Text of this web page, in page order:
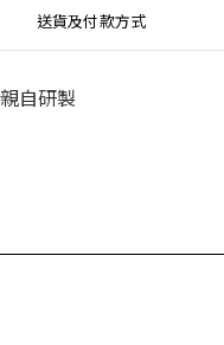
送貨及付款方式
親自研製